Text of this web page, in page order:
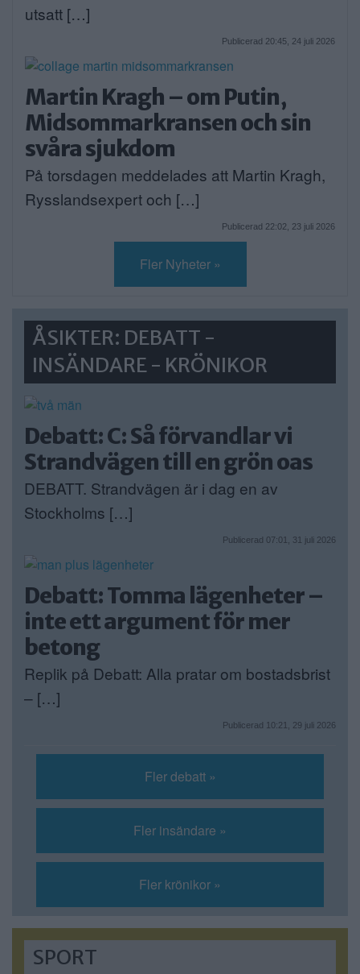
utsatt […]
Publicerad 20:45, 24 juli 2026
Martin Kragh – om Putin,
Midsommarkransen och sin
svåra sjukdom
På torsdagen meddelades att Martin Kragh,
Rysslandsexpert och […]
Publicerad 22:02, 23 juli 2026
Fler Nyheter »
ÅSIKTER: DEBATT -
INSÄNDARE - KRÖNIKOR
Debatt: C: Så förvandlar vi
Strandvägen till en grön oas
DEBATT. Strandvägen är i dag en av
Stockholms […]
Publicerad 07:01, 31 juli 2026
Debatt: Tomma lägenheter –
inte ett argument för mer
betong
Replik på Debatt: Alla pratar om bostadsbrist
– […]
Publicerad 10:21, 29 juli 2026
Fler debatt »
Fler insändare »
Fler krönikor »
SPORT